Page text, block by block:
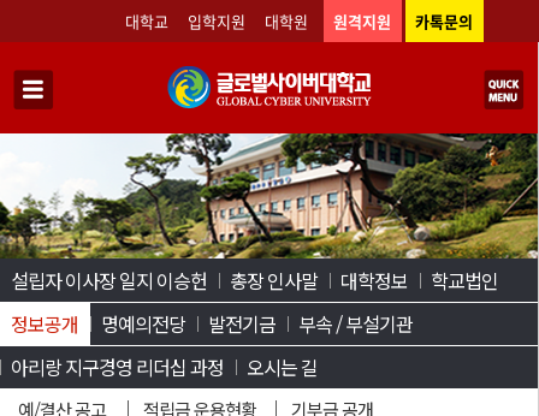
대학교 입학지원 대학원 원격지원 카톡문의
설립자 이사장 일지 이승헌 총장 인사말 대학정보
학교법인
정보공개
예/결산 공고 적립금 운용현황
기부금 공개
명예의전당 발전기금
부속 / 부설기관
아리랑 지구경영 리더십 과정
오시는 길